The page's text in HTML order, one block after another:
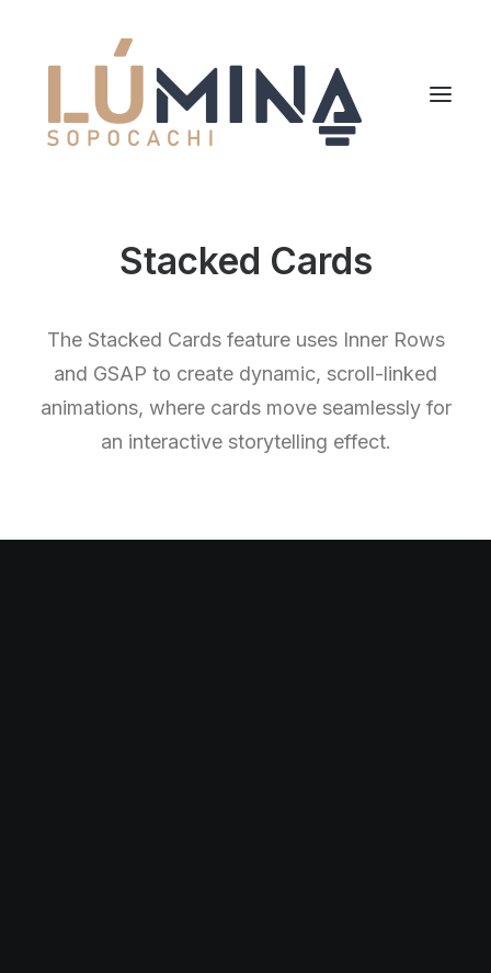
Reserva
Stacked Cards
The Stacked Cards feature uses Inner Rows
and GSAP to create dynamic, scroll-linked
animations, where cards move seamlessly for
an interactive storytelling effect.